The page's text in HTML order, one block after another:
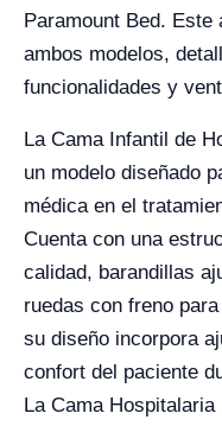
Paramount Bed.
ambos modelos,
funcionalidades y
La Cama Infantil de
un modelo diseñado
médica en el
Cuenta con una
calidad, barandillas
ruedas con freno
su diseño incorpora
confort del paciente
La Cama